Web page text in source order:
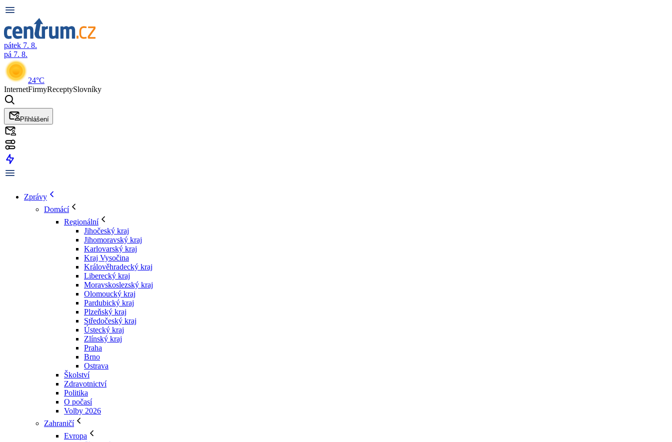
pátek 7. 8.
pá 7. 8.
24°C
InternetFirmyReceptySlovníky
Přihlášení
Zprávy
Domácí
Regionální
Jihočeský kraj
Jihomoravský kraj
Karlovarský kraj
Kraj Vysočina
Králověhradecký kraj
Liberecký kraj
Moravskoslezský kraj
Olomoucký kraj
Pardubický kraj
Plzeňský kraj
Středočeský kraj
Ústecký kraj
Zlínský kraj
Praha
Brno
Ostrava
Školství
Zdravotnictví
Politika
O počasí
Volby 2026
Zahraničí
Evropa